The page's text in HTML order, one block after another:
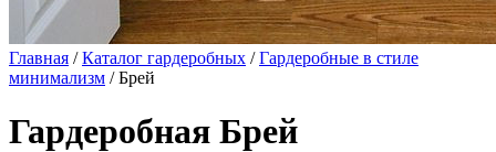
Главная /Каталог гардеробных /Гардеробные в стиле
минимализм / Брей
Гардеробная Брей